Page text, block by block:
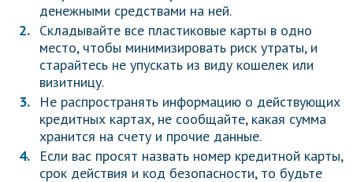
денежными средствами на ней.
Складывайте все пластиковые карты в одно
место, чтобы минимизировать риск утраты, и
старайтесь не упускать из виду кошелек или
визитницу.
Не распространять информацию о действующих
кредитных картах, не сообщайте, какая сумма
хранится на счету и прочие данные.
Если вас просят назвать номер кредитной карты,
срок действия и код безопасности, то будьте